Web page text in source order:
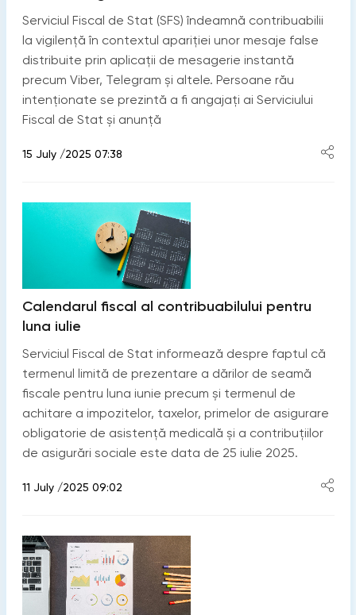
Serviciul Fiscal de Stat (SFS) îndeamnă contribuabilii
la vigilență în contextul apariției unor mesaje false
distribuite prin aplicații de mesagerie instantă
precum Viber, Telegram și altele. Persoane rău
intenționate se prezintă a fi angajați ai Serviciului
Fiscal de Stat și anunță
15 July /2025 07:38
Calendarul fiscal al contribuabilului pentru
luna iulie
Serviciul Fiscal de Stat informează despre faptul că
termenul limită de prezentare a dărilor de seamă
fiscale pentru luna iunie precum și termenul de
achitare a impozitelor, taxelor, primelor de asigurare
obligatorie de asistență medicală și a contribuțiilor
de asigurări sociale este data de 25 iulie 2025.
11 July /2025 09:02